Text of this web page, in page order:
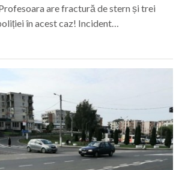
are fractură de stern și trei
în acest caz! Incident…